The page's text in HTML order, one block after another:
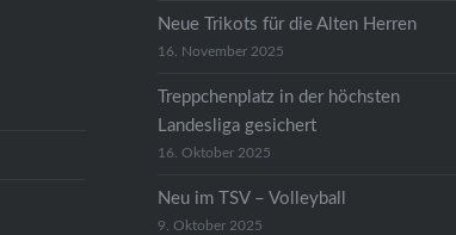
Neue Trikots für die Alten Herren
16. November 2025
Treppchenplatz in der höchsten
Landesliga gesichert
16. Oktober 2025
Neu im TSV – Volleyball
9. Oktober 2025